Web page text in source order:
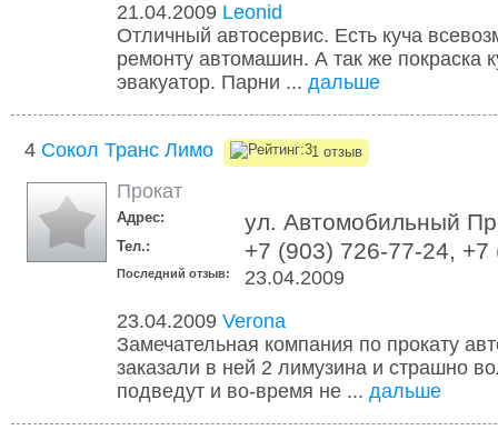
21.04.2009 Leonid
Отличный автосервис. Есть куча
ремонту автомашин. А так же покраска
эвакуатор. Парни ... дальше
4 Сокол Транс Лимо 1 отзыв
Прокат
Адрес: ул. Автомобильный
Тел.: +7 (903) 726-77-24,
Последний отзыв:
23.04.2009
23.04.2009 Verona
Замечательная компания по прокату
заказали в ней 2 лимузина и страшно
подведут и во-время не ... дальше